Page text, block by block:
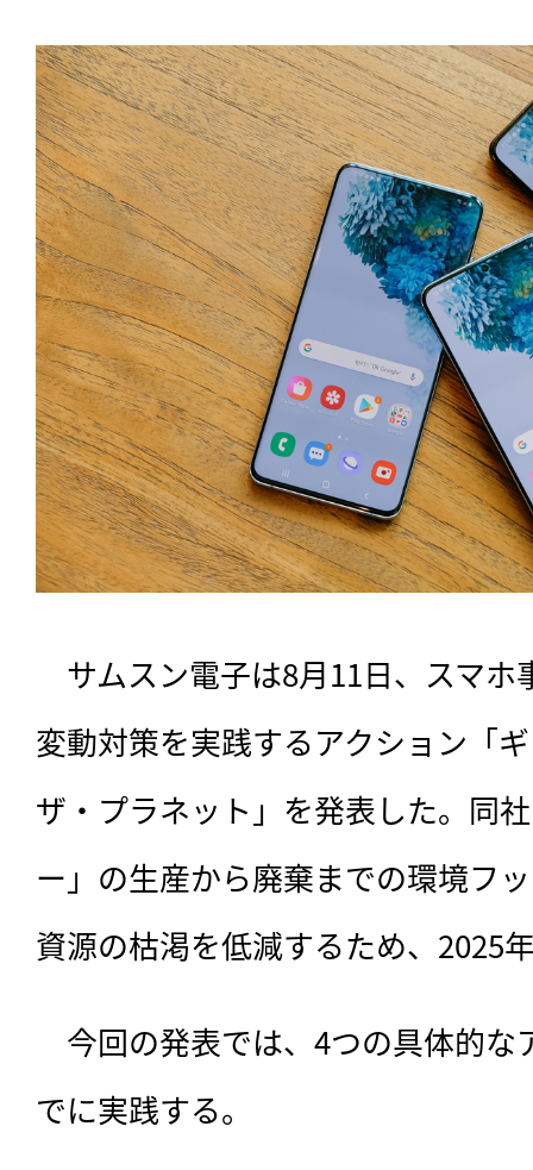
サムスン電子は8月11日、スマホ
変動対策を実践するアクション「
ザ・プラネット」を発表した。同
ー」の生産から廃棄までの環境フ
資源の枯渇を低減するため、2025
今回の発表では、 4つの具体的な
でに実践する。